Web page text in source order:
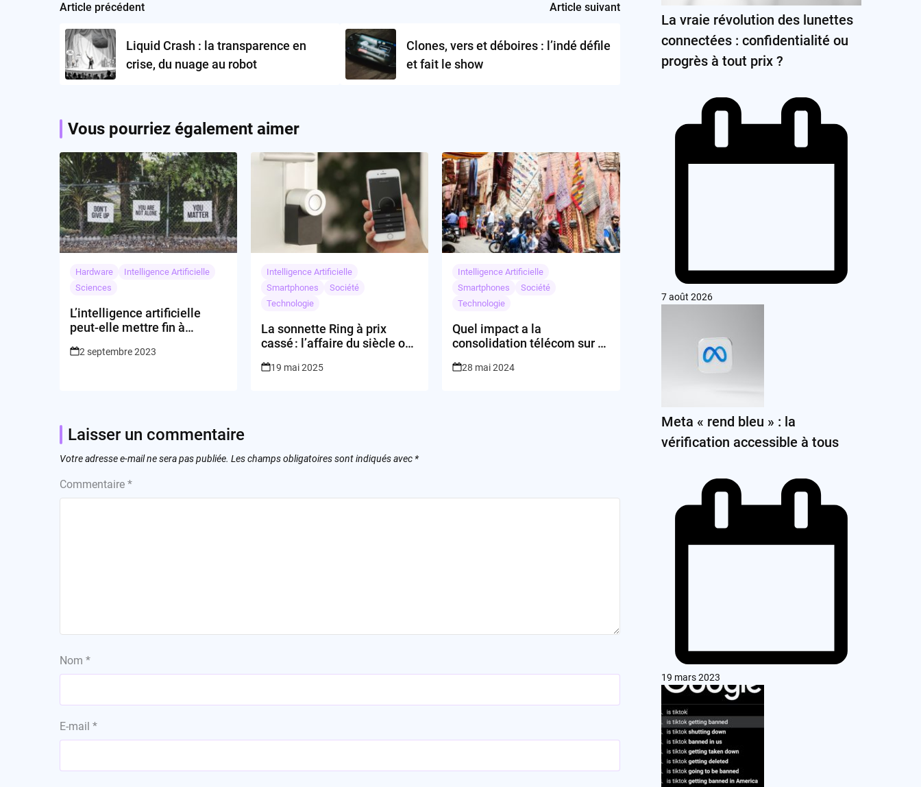
Post
navigation
Article précédent
Liquid Crash : la transparence en
crise, du nuage au robot
Article suivant
Clones, vers et déboires : l’indé défile
et fait le show
Vous pourriez également aimer
Hardware
Intelligence Artificielle
Sciences
L’intelligence artificielle
peut-elle mettre fin à
2 septembre 2023
Intelligence Artificielle
Smartphones
Société
Technologie
La sonnette Ring à prix
cassé : l’affaire du siècle ou
dépendance numérique ?
19 mai 2025
Intelligence Artificielle
Smartphones
Société
Technologie
Quel impact a la
consolidation télécom sur le
consommateurs?
28 mai 2024
Laisser un commentaire
Votre adresse e-mail ne sera pas publiée. Les champs obligatoires sont indiqués avec *
Commentaire *
Nom *
E-mail *
La vraie révolution des lunettes
connectées : confidentialité ou
progrès à tout prix ?
7 août 2026
Meta « rend bleu » : la
vérification accessible à tous
19 mars 2023